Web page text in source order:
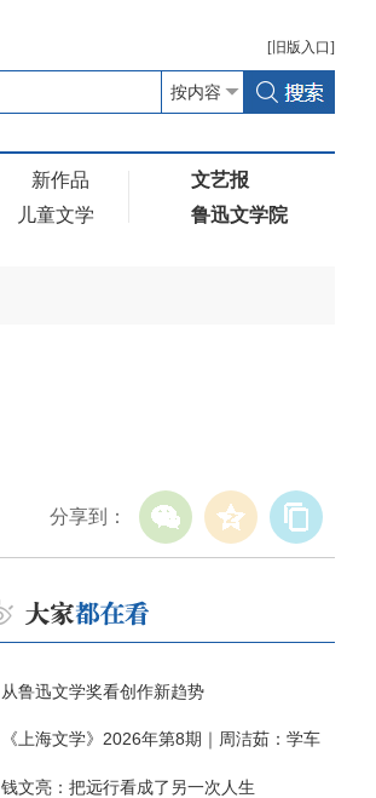
[ 旧版 入口]
新作品
儿童文学
文艺报
鲁迅文学院
分享到：
从鲁迅文学奖看创作新趋势
《上海文学》2026年第8期｜周洁茹：学车
钱文亮：把远行看成了另一次人生